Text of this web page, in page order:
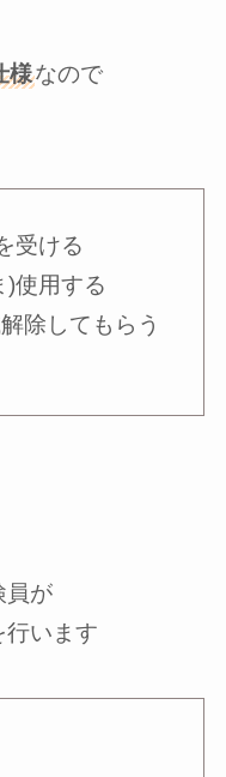
様なので
受ける
)使用する
除してもらう
員が
行います